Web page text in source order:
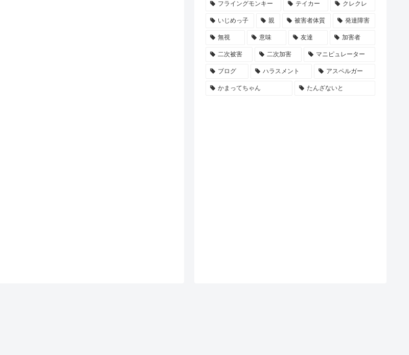
フライングモンキー テイカー クレクレ
いじめっ子 親 被害者体質 発達障害
無視 意味 友達 加害者
二次被害 二次加害 マニピュレーター
ブログ ハラスメント アスペルガー
かまってちゃん たんざないと